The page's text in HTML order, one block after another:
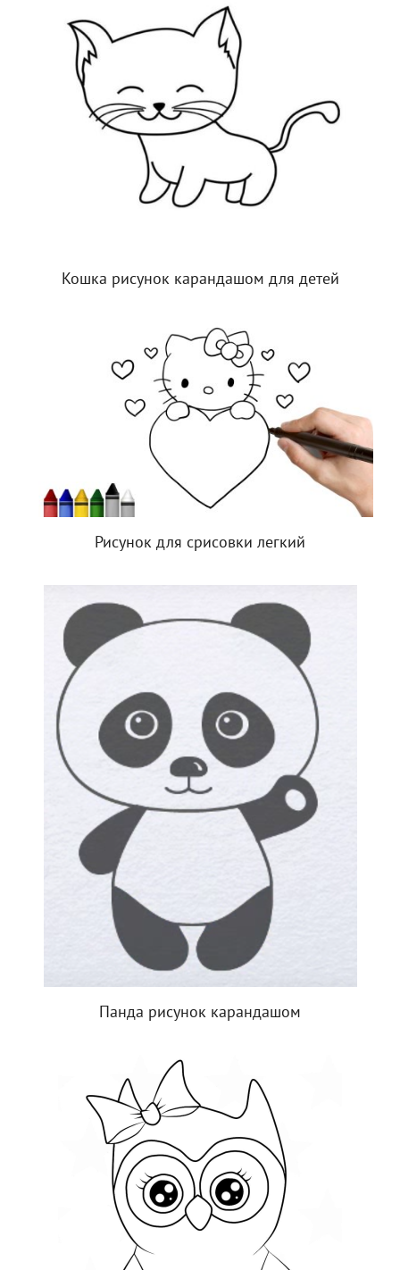
Кошка рисунок карандашом для детей
Рисунок для срисовки легкий
Панда рисунок карандашом